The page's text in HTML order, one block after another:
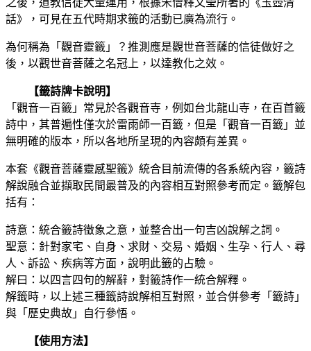
之後，道教信徒大量運用，根據宋僧釋文瑩所著的《玉壺清
話》，可見在五代時期求籤的活動已廣為流行。
為何稱為「觀音靈籤」？推測應是觀世音菩薩的信徒做好之
後，以觀世音菩薩之名冠上，以達教化之效。
【籤詩牌卡說明】
「觀音一百籤」常見於各觀音寺，例如台北龍山寺，在百首籤
詩中，其普遍性僅次於雷雨師一百籤，但是「觀音一百籤」並
無明確的版本，所以各地所呈現的內容頗有差異。
本套《觀音菩薩靈感聖籤》統合目前流傳的各系統內容，籤詩
解說融合並擷取民間最普及的內容相互對照參考而定。籤解包
括有：
詩意：統合籤詩徵象之意，並整合出一句吉凶說解之詞。
聖意：針對家宅、自身、求財、交易、婚姻、生孕、行人、尋
人、訴訟、疾病等方面，說明此籤的占驗。
解曰：以四言四句的解辭，對籤詩作一統合解釋。
解籤時，以上述三種籤詩說解相互對照，並合併參考「籤詩」
與「歷史典故」自行參悟。
【使用方法】